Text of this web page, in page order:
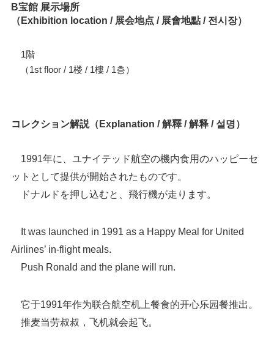
B宝館 展示場所
（Exhibition location / 展会地点 / 展會地點 / 전시장）
1階
（1st floor / 1楼 / 1樓 / 1층）
コレクション解説（Explanation / 解釋 / 解释 / 설명）
1991年に、ユナイテッド航空の機内食用のハッピーセ
ットとして提供が開始されたものです。
ドナルドを押し込むと、飛行機が走ります。
It was launched in 1991 as a Happy Meal for United
Airlines’ in-flight meals.
Push Ronald and the plane will run.
它于1991年作为联合航空机上餐食的开心乐园餐推出。
推麦当劳叔叔，飞机就会起飞。